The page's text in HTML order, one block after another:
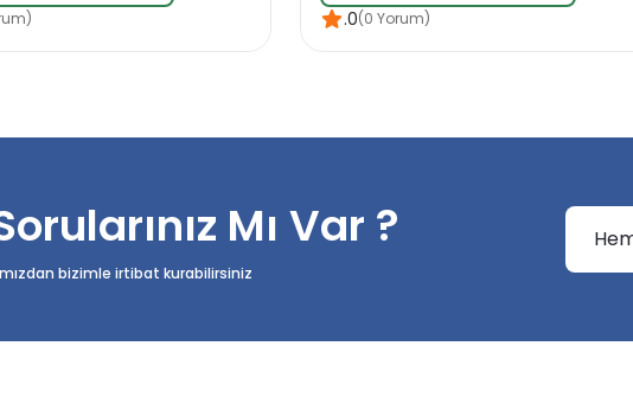
.0(0 Yorum)
Mı Var ?
bizimle irtibat kurabilirsiniz